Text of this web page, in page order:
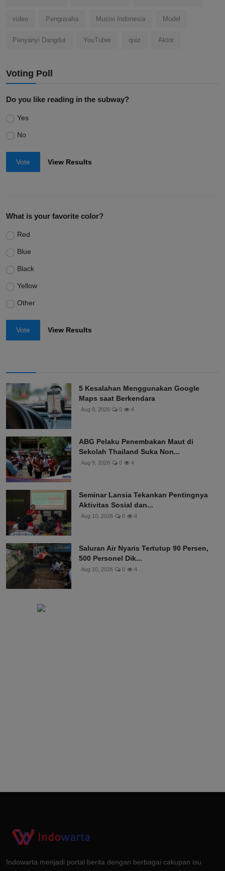
video Pengusaha Musisi Indonesia Model
Penyanyi Dangdut YouTuber quiz Aktor
Voting Poll
Do you like reading in the subway?
Yes
No
Vote View Results
What is your favorite color?
Red
Blue
Black
Yellow
Other
Vote View Results
5 Kesalahan Menggunakan Google
Maps saat Berkendara
Aug 9, 2026 0 4
ABG Pelaku Penembakan Maut di
Sekolah Thailand Suka Non...
Aug 9, 2026 0 4
Seminar Lansia Tekankan Pentingnya
Aktivitas Sosial dan...
Aug 10, 2026 0 4
Saluran Air Nyaris Tertutup 90 Persen,
500 Personel Dik...
Aug 10, 2026 0 4
Indowarta menjadi portal berita dengan berbagai cakupan isu